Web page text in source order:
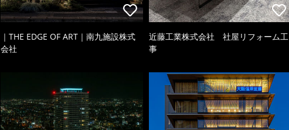
｜THE EDGE OF ART｜南九施設株式
会社
近藤工業株式会社 社屋リフォーム工
事